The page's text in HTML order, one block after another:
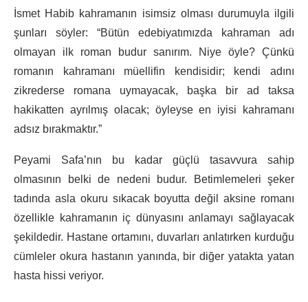
İsmet Habib kahramanın isimsiz olması durumuyla ilgili
şunları söyler: “Bütün edebiyatımızda kahraman adı
olmayan ilk roman budur sanırım. Niye öyle? Çünkü
romanın kahramanı müellifin kendisidir; kendi adını
zikrederse romana uymayacak, başka bir ad taksa
hakikatten ayrılmış olacak; öyleyse en iyisi kahramanı
adsız bırakmaktır.”
Peyami Safa’nın bu kadar güçlü tasavvura sahip
olmasının belki de nedeni budur. Betimlemeleri şeker
tadında asla okuru sıkacak boyutta değil aksine romanı
özellikle kahramanın iç dünyasını anlamayı sağlayacak
şekildedir. Hastane ortamını, duvarları anlatırken kurduğu
cümleler okura hastanın yanında, bir diğer yatakta yatan
hasta hissi veriyor.